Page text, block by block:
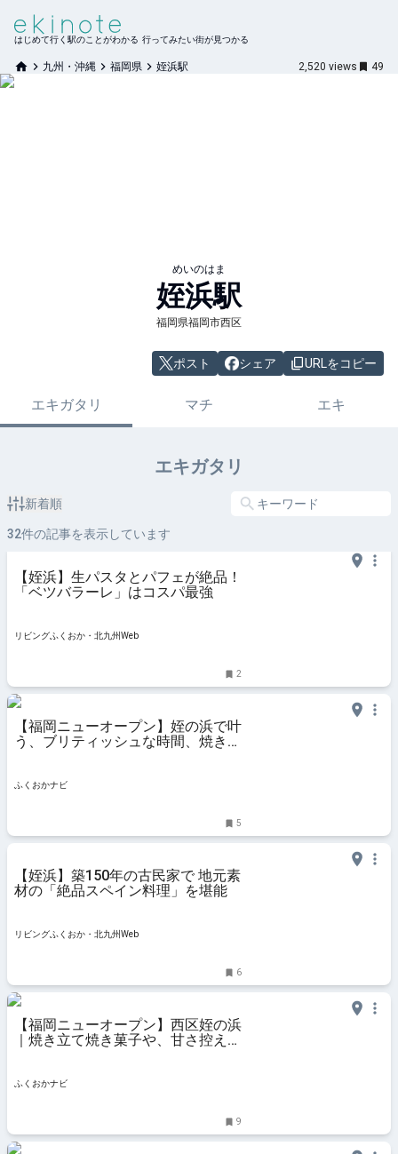
はじめて行く駅のことがわかる 行ってみたい街が見つかる
九州・沖縄 福岡県 姪浜駅 2,520 views 49
めいのはま
姪浜駅
福岡県福岡市西区
ポスト シェア URLをコピー
エキガタリ マチ エキ
エキガタリ
新着順
32件の記事を表示しています
【姪浜】生パスタとパフェが絶品！
「ベツバラーレ」はコスパ最強
リビングふくおか・北九州Web
2
【福岡ニューオープン】姪の浜で叶
う、ブリティッシュな時間、焼き菓
ふくおかナビ
5
【姪浜】築150年の古民家で 地元素
材の「絶品スペイン料理」を堪能
リビングふくおか・北九州Web
6
【福岡ニューオープン】西区姪の浜
｜焼き立て焼き菓子や、甘さ控えめ
ふくおかナビ
9